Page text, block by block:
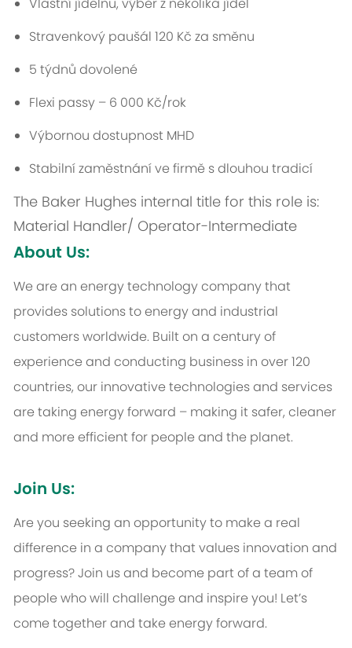
Stravenkový paušál 120 Kč za směnu
5 týdnů dovolené
Flexi passy – 6 000 Kč/rok
Výbornou dostupnost MHD
Stabilní zaměstnání ve firmě s dlouhou tradicí
The Baker Hughes internal title for this role is:
Material Handler/ Operator-Intermediate
About Us:
We are an energy technology company that
provides solutions to energy and industrial
customers worldwide. Built on a century of
experience and conducting business in over 120
countries, our innovative technologies and services
are taking energy forward – making it safer, cleaner
and more efficient for people and the planet.
Join Us:
Are you seeking an opportunity to make a real
difference in a company that values innovation and
progress? Join us and become part of a team of
people who will challenge and inspire you! Let’s
come together and take energy forward.